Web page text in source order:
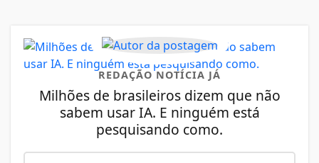
REDAÇÃO NOTÍCIA JÁ
Milhões de brasileiros dizem que não
sabem usar IA. E ninguém está
pesquisando como.